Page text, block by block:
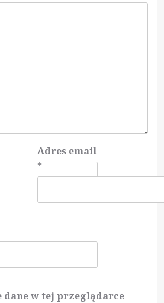
Adres email
*
dane w tej przeglądarce